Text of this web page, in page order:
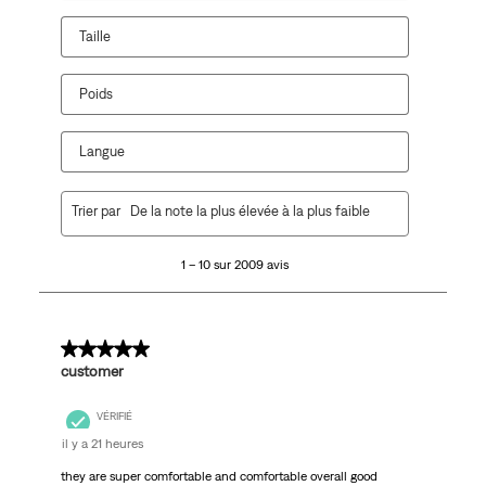
Taille
Poids
Langue
2009
1 – 10 sur 2009 avis
Trier par De la note la plus élevée à la plus faible
5 sur 5 étoiles.
customer
VÉRIFIÉ
il y a 21 heures
they are super comfortable and comfortable overall good